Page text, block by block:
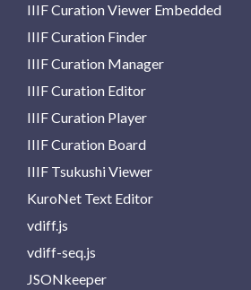
IIIF Curation Viewer Embedded
IIIF Curation Finder
IIIF Curation Manager
IIIF Curation Editor
IIIF Curation Player
IIIF Curation Board
IIIF Tsukushi Viewer
KuroNet Text Editor
vdiff.js
vdiff-seq.js
JSONkeeper